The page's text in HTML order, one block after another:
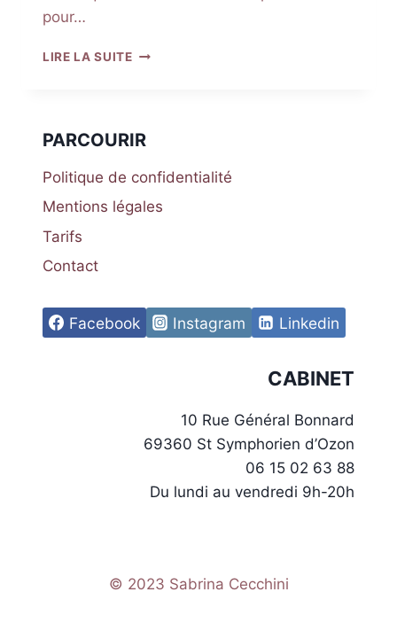
pour…
LIRE LA SUITELE
ENFANTS
PARCOURIR
Politique de confidentialité
Mentions légales
Tarifs
Contact
Facebook Instagram Linkedin
CABINET
10 Rue Général Bonnard
69360 St Symphorien d’Ozon
06 15 02 63 88
Du lundi au vendredi 9h-20h
© 2023 Sabrina Cecchini